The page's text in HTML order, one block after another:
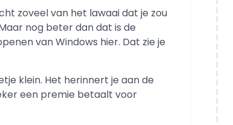
zoveel van het lawaai dat je zou
nog beter dan dat is de
van Windows hier. Dat zie je
klein. Het herinnert je aan de
een premie betaalt voor